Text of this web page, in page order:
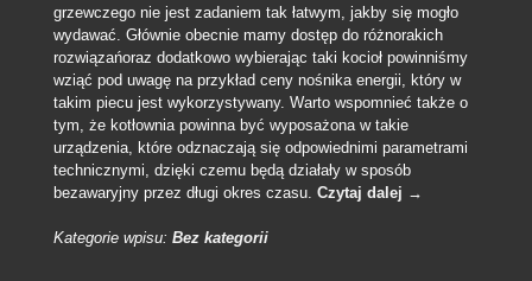
grzewczego nie jest zadaniem tak łatwym, jakby się mogło
wydawać. Głównie obecnie mamy dostęp do różnorakich
rozwiązańoraz dodatkowo wybierając taki kocioł powinniśmy
wziąć pod uwagę na przykład ceny nośnika energii, który w
takim piecu jest wykorzystywany. Warto wspomnieć także o
tym, że kotłownia powinna być wyposażona w takie
urządzenia, które odznaczają się odpowiednimi parametrami
technicznymi, dzięki czemu będą działały w sposób
bezawaryjny przez długi okres czasu. Czytaj dalej →
Kategorie wpisu: Bez kategorii